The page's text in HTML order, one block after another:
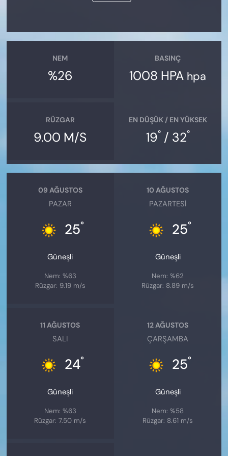
NEM
%26
BASINÇ
1008 HPA hpa
RÜZGAR
9.00 M/S
EN DÜŞÜK / EN YÜKSEK
19°/ 32°
09 AĞUSTOS
PAZAR
25°
Güneşli
Nem: %63
Rüzgar: 9.19 m/s
10 AĞUSTOS
PAZARTESI
25°
Güneşli
Nem: %62
Rüzgar: 8.89 m/s
11 AĞUSTOS
SALI
24°
Güneşli
Nem: %63
Rüzgar: 7.50 m/s
12 AĞUSTOS
ÇARŞAMBA
25°
Güneşli
Nem: %58
Rüzgar: 8.61 m/s